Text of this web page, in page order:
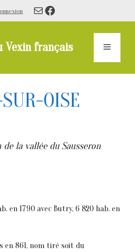
E-mailFacebook
Vexin français Menu
OISE
la vallée du Sausseron
en 1790 avec Butry, 6 820 hab. en
en 861, nom tiré soit du